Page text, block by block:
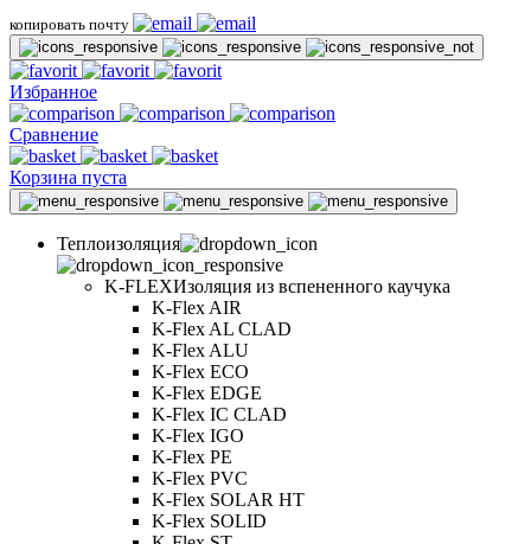
копировать почту
Избранное
Сравнение
Корзина пуста
Теплоизоляция
K-FLEXИзоляция из вспененного каучука
K-Flex AIR
K-Flex AL CLAD
K-Flex ALU
K-Flex ECO
K-Flex EDGE
K-Flex IC CLAD
K-Flex IGO
K-Flex PE
K-Flex PVC
K-Flex SOLAR HT
K-Flex SOLID